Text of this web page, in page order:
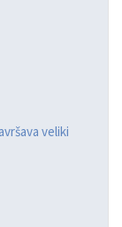
veliki